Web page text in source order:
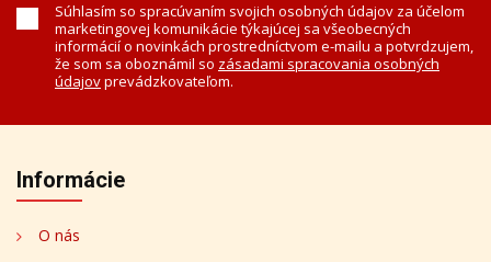
Súhlasím so spracúvaním svojich osobných údajov za účelom
marketingovej komunikácie týkajúcej sa všeobecných
informácií o novinkách prostredníctvom e-mailu a potvrdzujem,
že som sa oboznámil so zásadami spracovania osobných
údajovprevádzkovateľom.
Informácie
O nás